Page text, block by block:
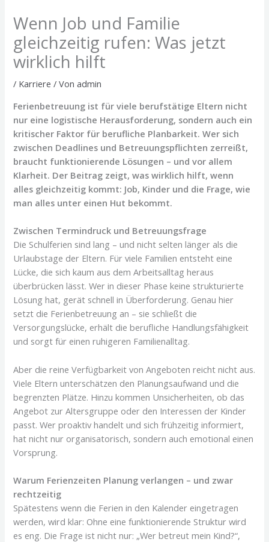
Wenn Job und Familie
gleichzeitig rufen: Was jetzt
wirklich hilft
/ Karriere / Vonadmin
Ferienbetreuung ist für viele berufstätige Eltern nicht
nur eine logistische Herausforderung, sondern auch ein
kritischer Faktor für berufliche Planbarkeit. Wer sich
zwischen Deadlines und Betreuungspflichten zerreißt,
braucht funktionierende Lösungen – und vor allem
Klarheit. Der Beitrag zeigt, was wirklich hilft, wenn
alles gleichzeitig kommt: Job, Kinder und die Frage, wie
man alles unter einen Hut bekommt.
Zwischen Termindruck und Betreuungsfrage
Die Schulferien sind lang – und nicht selten länger als die
Urlaubstage der Eltern. Für viele Familien entsteht eine
Lücke, die sich kaum aus dem Arbeitsalltag heraus
überbrücken lässt. Wer in dieser Phase keine strukturierte
Lösung hat, gerät schnell in Überforderung. Genau hier
setzt die Ferienbetreuung an – sie schließt die
Versorgungslücke, erhält die berufliche Handlungsfähigkeit
und sorgt für einen ruhigeren Familienalltag.
Aber die reine Verfügbarkeit von Angeboten reicht nicht aus.
Viele Eltern unterschätzen den Planungsaufwand und die
begrenzten Plätze. Hinzu kommen Unsicherheiten, ob das
Angebot zur Altersgruppe oder den Interessen der Kinder
passt. Wer proaktiv handelt und sich frühzeitig informiert,
hat nicht nur organisatorisch, sondern auch emotional einen
Vorsprung.
Warum Ferienzeiten Planung verlangen – und zwar
rechtzeitig
Spätestens wenn die Ferien in den Kalender eingetragen
werden, wird klar: Ohne eine funktionierende Struktur wird
es eng. Die Frage ist nicht nur: „Wer betreut mein Kind?“,